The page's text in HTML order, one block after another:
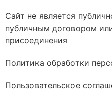
Сайт не является
публичным договором
присоединения
Политика обработки
Пользовательское